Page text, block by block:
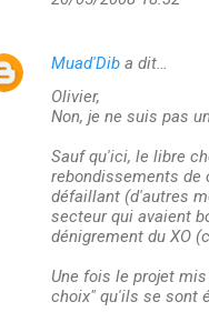
Muad'Dib a dit…
Olivier,
Non, je ne suis pas
Sauf qu'ici, le libre
rebondissements de
défaillant (d'autres
secteur qui avaient
dénigrement du XO
Une fois le projet
choix" qu'ils se sont